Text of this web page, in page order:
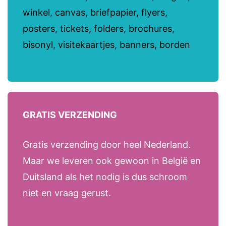
winkel, canvas, briefpapier, flyers,
posters, tickets, folders, brochures,
bisonyl, visitekaartjes, banners, borden
GRATIS VERZENDING
Gratis verzending door heel Nederland.
Maar we leveren ook gewoon in België en
Duitsland als het nodig is dus schroom
niet en vraag gerust.